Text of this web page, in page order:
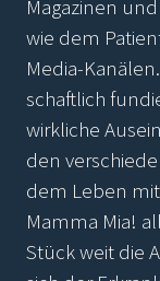
Magazinen
wie dem
Media-
schaftlich
wirkliche
den
dem Leben
Mamma Mia!
Stück weit die